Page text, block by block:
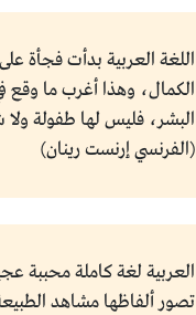
اللغة العربية بدأت فجأة
الكمال، وهذا أغرب ما وقع
البشر، فليس لها طفولة
(الفرنسي إرنست رينان)
العربية لغة كاملة محببة
تصور ألفاظها مشاهد